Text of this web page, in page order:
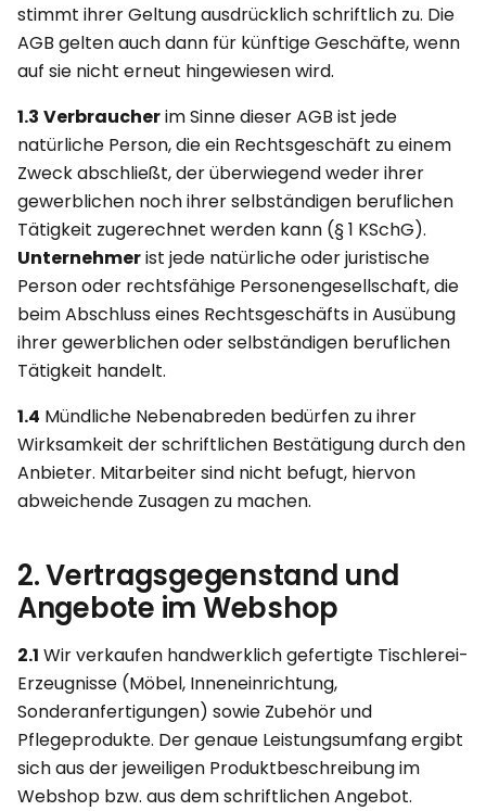
stimmt ihrer Geltung ausdrücklich schriftlich zu. Die
AGB gelten auch dann für künftige Geschäfte, wenn
auf sie nicht erneut hingewiesen wird.
1.3 Verbraucherim Sinne dieser AGB ist jede
natürliche Person, die ein Rechtsgeschäft zu einem
Zweck abschließt, der überwiegend weder ihrer
gewerblichen noch ihrer selbständigen beruflichen
Tätigkeit zugerechnet werden kann (§ 1 KSchG).
Unternehmerist jede natürliche oder juristische
Person oder rechtsfähige Personengesellschaft, die
beim Abschluss eines Rechtsgeschäfts in Ausübung
ihrer gewerblichen oder selbständigen beruflichen
Tätigkeit handelt.
1.4 Mündliche Nebenabreden bedürfen zu ihrer
Wirksamkeit der schriftlichen Bestätigung durch den
Anbieter. Mitarbeiter sind nicht befugt, hiervon
abweichende Zusagen zu machen.
2. Vertragsgegenstand und
Angebote im Webshop
2.1 Wir verkaufen handwerklich gefertigte Tischlerei-
Erzeugnisse (Möbel, Inneneinrichtung,
Sonderanfertigungen) sowie Zubehör und
Pflegeprodukte. Der genaue Leistungsumfang ergibt
sich aus der jeweiligen Produktbeschreibung im
Webshop bzw. aus dem schriftlichen Angebot.